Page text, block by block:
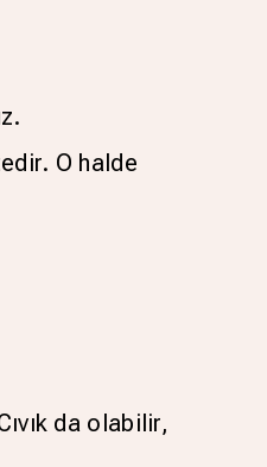
O halde
da olabilir,